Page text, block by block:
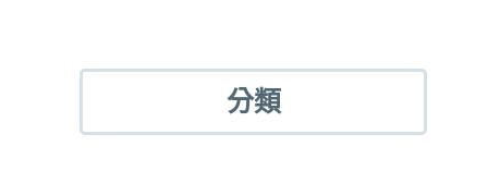
分類